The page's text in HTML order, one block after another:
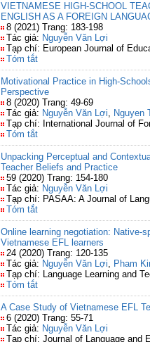
VIETNAMESE HIGH-SCHOOL
ENGLISH AS A FOREIGN
8 (2021) Trang: 183-198
Tác giả: Nguyễn Văn Lợi
Tạp chí: European Journal of
Tóm tắt
Motivational Practice in High-
Perspective
8 (2020) Trang: 49-69
Tác giả: Nguyễn Văn Lợi, Nguyen
Tạp chí: International Journal of
Tóm tắt
Unpacking Perceptual and
Teacher Beliefs and Practice
59 (2020) Trang: 154-180
Tác giả: Nguyễn Văn Lợi
Tạp chí: PASAA: A Journal of
Tóm tắt
Online learning negotiation: Native-
Vietnamese EFL learners
24 (2020) Trang: 120-135
Tác giả: Nguyễn Văn Lợi, Pham
Tạp chí: Language Learning and
Tóm tắt
A Case Study of Vietnamese EFL
6 (2020) Trang: 55-71
Tác giả: Nguyễn Văn Lợi
Tạp chí: Journal of Language and